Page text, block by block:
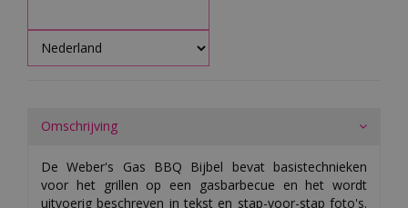
Omschrijving
De Weber's Gas BBQ Bijbel bevat basistechnieken
voor het grillen op een gasbarbecue en het wordt
uitvoerig beschreven in tekst en stap-voor-stap foto's.